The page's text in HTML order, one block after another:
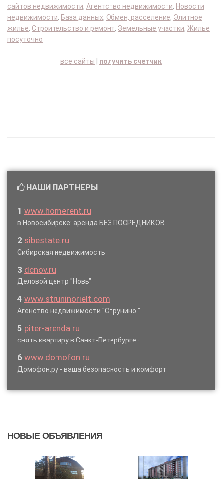
сайтов недвижимости, Агентство недвижимости, Новости
недвижимости, База данных, Обмен, расселение, Элитное
жилье, Строительство и ремонт, Земельные участки, Жилье
посуточно
все сайты получить счетчик
НАШИ ПАРТНЕРЫ
1 www.homerent.ru
в Новосибирске: аренда БЕЗ ПОСРЕДНИКОВ
2 sibestate.ru
Сибирская недвижимость
3 dcnov.ru
Деловой центр "Новь"
4 www.struninorielt.com
Агенство недвижимости "Струнино "
5 piter-arenda.ru
снять квартиру в Санкт-Петербурге ·
6 www.domofon.ru
Домофон.ру - ваша безопасность и комфорт
НОВЫЕ ОБЪЯВЛЕНИЯ